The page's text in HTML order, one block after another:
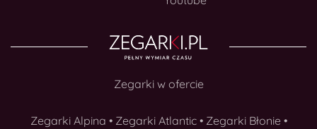
Zegarki w ofercie
Zegarki Alpina • Zegarki Atlantic• Zegarki Błonie•